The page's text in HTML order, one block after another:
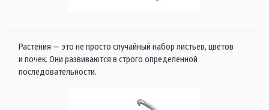
Растения — это не просто случайный набор листьев, цветов
и почек. Они развиваются в строго определенной
последовательности.